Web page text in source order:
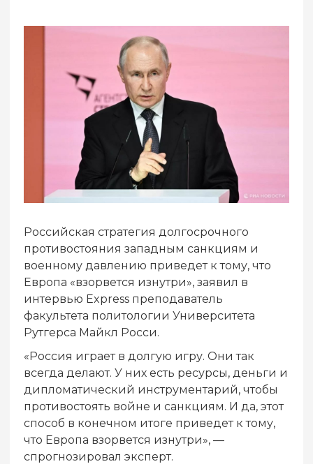
Российская стратегия долгосрочного
противостояния западным санкциям и
военному давлению приведет к тому, что
Европа «взорвется изнутри», заявил в
интервью Express преподаватель
факультета политологии Университета
Рутгерса Майкл Росси.
«Россия играет в долгую игру. Они так
всегда делают. У них есть ресурсы, деньги и
дипломатический инструментарий, чтобы
противостоять войне и санкциям. И да, этот
способ в конечном итоге приведет к тому,
что Европа взорвется изнутри», —
спрогнозировал эксперт.